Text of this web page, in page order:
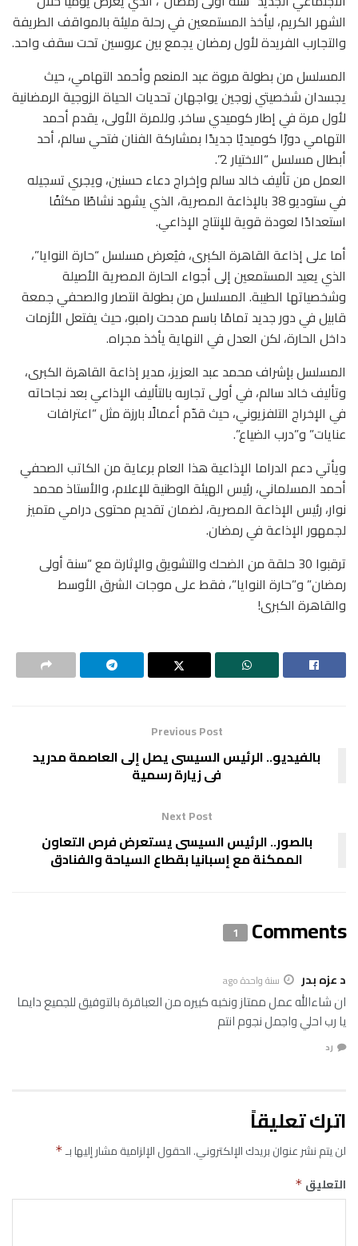
الشهر الكريم، ليأخذ المستمعين في رحلة مليئة بالمواقف الطريفة
والتجارب الفريدة لأول رمضان يجمع بين عروسين تحت سقف واحد.
المسلسل من بطولة مروة عبد المنعم وأحمد التهامي، حيث
يجسدان شخصيتي زوجين يواجهان تحديات الحياة الزوجية الرمضانية
لأول مرة في إطار كوميدي ساخر. وللمرة الأولى، يقدم أحمد
التهامي دورًا كوميديًا جديدًا بمشاركة الفنان فتحي سالم، أحد
أبطال مسلسل “الاختيار 2”.
العمل من تأليف خالد سالم وإخراج دعاء حسنين، ويجري تسجيله
في ستوديو 38 بالإذاعة المصرية، الذي يشهد نشاطًا مكثفًا
استعدادًا لعودة قوية للإنتاج الإذاعي.
أما على إذاعة القاهرة الكبرى، فيُعرض مسلسل “حارة النوايا”،
الذي يعيد المستمعين إلى أجواء الحارة المصرية الأصيلة
وشخصياتها الطيبة. المسلسل من بطولة انتصار والصحفي جمعة
قابيل في دور جديد تمامًا باسم مدحت رامبو، حيث يفتعل الأزمات
داخل الحارة، لكن العدل في النهاية يأخذ مجراه.
المسلسل بإشراف محمد عبد العزيز، مدير إذاعة القاهرة الكبرى،
وتأليف خالد سالم، في أولى تجاربه بالتأليف الإذاعي بعد نجاحاته
في الإخراج التلفزيوني، حيث قدّم أعمالًا بارزة مثل “اعترافات
عنايات” و”درب الضياع”.
ويأتي دعم الدراما الإذاعية هذا العام برعاية من الكاتب الصحفي
أحمد المسلماني، رئيس الهيئة الوطنية للإعلام، والأستاذ محمد
نوار، رئيس الإذاعة المصرية، لضمان تقديم محتوى درامي متميز
لجمهور الإذاعة في رمضان.
ترقبوا 30 حلقة من الضحك والتشويق والإثارة مع “سنة أولى
رمضان” و”حارة النوايا”، فقط على موجات الشرق الأوسط
والقاهرة الكبرى!
Previous Post
بالفيديو.. الرئيس السيسى يصل إلى العاصمة مدريد
فى زيارة رسمية
Next Post
بالصور.. الرئيس السيسى يستعرض فرص التعاون
الممكنة مع إسبانيا بقطاع السياحة والفنادق
Comments
1
د عزه بدر سنة واحدة ago
ان شاءالله عمل ممتاز ونخبه كبيره من العباقرة بالتوفيق للجميع دايما
يا رب احلي واجمل نجوم انتم
رد
اترك تعليقاً
لن يتم نشر عنوان بريدك الإلكتروني.الحقول الإلزامية مشار إليها بـ*
التعليق *